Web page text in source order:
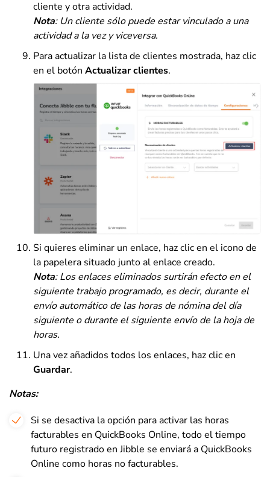
cliente y otra actividad.
Nota: Un cliente sólo puede estar vinculado a una
actividad a la vez y viceversa.
Para actualizar la lista de clientes mostrada, haz clic
en el botón Actualizar clientes.
Si quieres eliminar un enlace, haz clic en el icono de
la papelera situado junto al enlace creado.
Nota: Los enlaces eliminados surtirán efecto en el
siguiente trabajo programado, es decir, durante el
envío automático de las horas de nómina del día
siguiente o durante el siguiente envío de la hoja de
horas.
Una vez añadidos todos los enlaces, haz clic en
Guardar.
Notas:
Si se desactiva la opción para activar las horas
facturables en QuickBooks Online, todo el tiempo
futuro registrado en Jibble se enviará a QuickBooks
Online como horas no facturables.